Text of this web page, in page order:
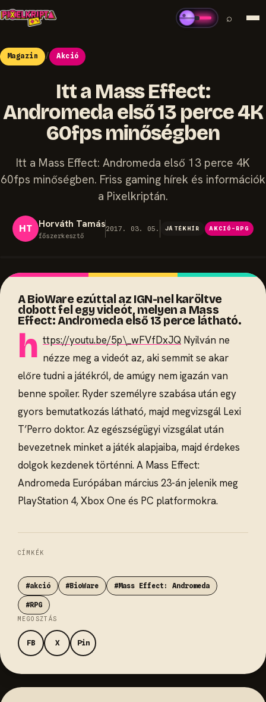
⌕
Magazin / Akció
Itt a Mass Effect:
Andromeda első 13 perce 4K
60fps minőségben
Itt a Mass Effect: Andromeda első 13 perce 4K
60fps minőségben. Friss gaming hírek és információk
a Pixelkriptán.
HT Horváth Tamás
főszerkesztő
2017. 03. 05. JÁTÉKHÍR AKCIÓ-RPG
A BioWare ezúttal az IGN-nel karöltve
dobott fel egy videót, melyen a Mass
Effect: Andromeda első 13 perce látható.
h ttps://youtu.be/5p\_wFVfDxJQNyilván ne
nézze meg a videót az, aki semmit se akar
előre tudni a játékról, de amúgy nem igazán van
benne spoiler. Ryder személyre szabása után egy
gyors bemutatkozás látható, majd megvizsgál Lexi
T’Perro doktor. Az egészségügyi vizsgálat után
bevezetnek minket a játék alapjaiba, majd érdekes
dolgok kezdenek történni. A Mass Effect:
Andromeda Európában március 23-án jelenik meg
PlayStation 4, Xbox One és PC platformokra.
CÍMKÉK
#akció #BioWare #Mass Effect: Andromeda
#RPG
MEGOSZTÁS
FB X Pin